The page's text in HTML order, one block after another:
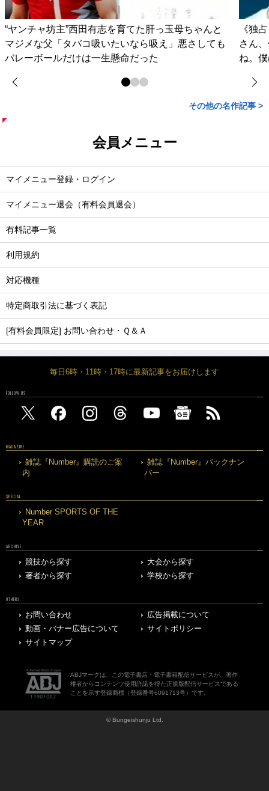
“ヤンチャ坊主”西田有志を育てた肝っ玉母ちゃんと
マジメな父「タバコ吸いたいなら吸え」悪さしても
バレーボールだけは一生懸命だった
《独
さん
ね。
その他の名作記事 >
会員メニュー
マイメニュー登録・ログイン
マイメニュー退会（有料会員退会）
有料記事一覧
利用規約
対応機種
特定商取引法に基づく表記
[有料会員限定] お問い合わせ・Ｑ＆Ａ
毎日6時・11時・17時に最新記事をお届けします
FOLLOW US
MAGAZINE
雑誌『Number』購読のご案
内
雑誌『Number』バックナン
バー
SPECIAL
Number SPORTS OF THE
YEAR
ARCHIVE
競技から探す
大会から探す
著者から探す
学校から探す
OTHERS
お問い合わせ
広告掲載について
動画・バナー広告について
サイトポリシー
サイトマップ
ABJマークは、この電子書店・電子書籍配信サービスが、著作
権者からコンテンツ使用許諾を得た正規版配信サービスである
ことを示す登録商標（登録番号6091713号）です。
© Bungeishunju Ltd.